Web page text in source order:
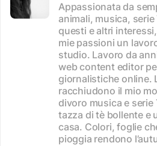
Appassionata da
animali, musica,
questi e altri
mie passioni un
studio. Lavoro da
web content editor
giornalistiche online.
racchiudono il mio
divoro musica e serie
tazza di tè bollente e
casa. Colori, foglie
pioggia rendono